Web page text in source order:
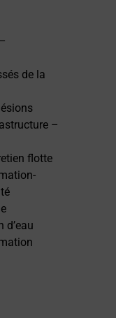
de la
–
flotte
d’eau